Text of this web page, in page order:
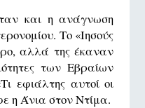
και η ανάγνωση
Το «Ιησούς
αλλά της έκαναν
των Εβραίων
εφιάλτης αυτοί οι
η Άνια στον Ντίμα.